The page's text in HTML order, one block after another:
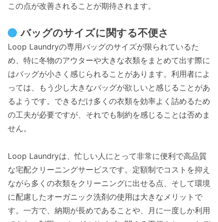
この点が改善されることが期待されます。
バッグのサイズに関する不便さ
Loop Laundryの専用バッグのサイズが限られているた
め、特に冬物のアウターや大きな衣類をまとめて出す際に
はバッグが小さく感じられることがあります。利用者によ
っては、もう少し大きなバッグが欲しいと感じることがあ
るようです。できるだけ多くの衣類を効率よく詰めるため
の工夫が必要ですが、それでも制約を感じることは否めま
せん。
Loop Laundryは、忙しい人にとって非常に便利で高品質
な宅配クリーニングサービスです。定額制でコストを抑え
ながら多くの衣類をクリーニングに出せる点、そして環境
に配慮したオーガニック洗剤の使用は大きなメリットで
す。一方で、納期が長めであることや、月に一度しか利用